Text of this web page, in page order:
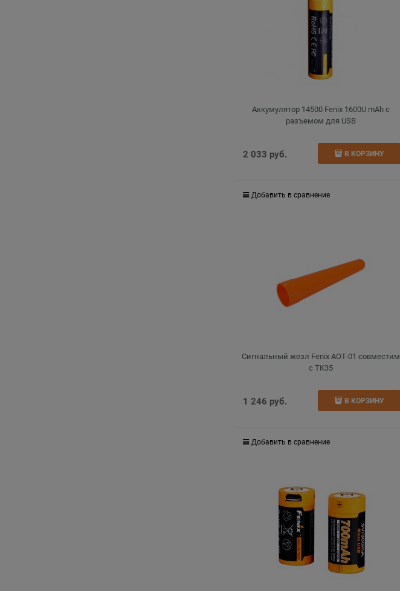
Аккумулятор 14500 Fenix 1600U mAh с
разъемом для USB
2 033 руб. В КОРЗИНУ
Добавить в сравнение
Сигнальный жезл Fenix AOT-01 совместим
с TK35
1 246 руб. В КОРЗИНУ
Добавить в сравнение